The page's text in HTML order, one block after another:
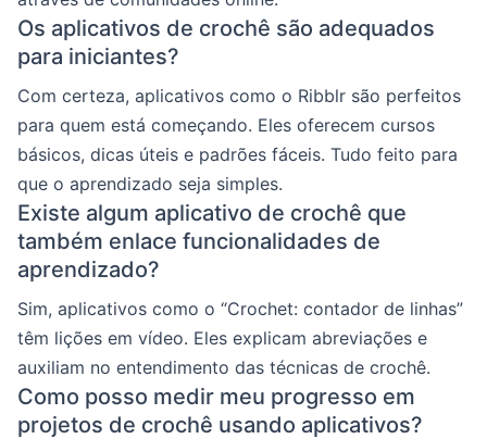
Os aplicativos de crochê são adequados
para iniciantes?
Com certeza, aplicativos como o Ribblr são perfeitos
para quem está começando. Eles oferecem cursos
básicos, dicas úteis e padrões fáceis. Tudo feito para
que o aprendizado seja simples.
Existe algum aplicativo de crochê que
também enlace funcionalidades de
aprendizado?
Sim, aplicativos como o “Crochet: contador de linhas”
têm lições em vídeo. Eles explicam abreviações e
auxiliam no entendimento das técnicas de crochê.
Como posso medir meu progresso em
projetos de crochê usando aplicativos?